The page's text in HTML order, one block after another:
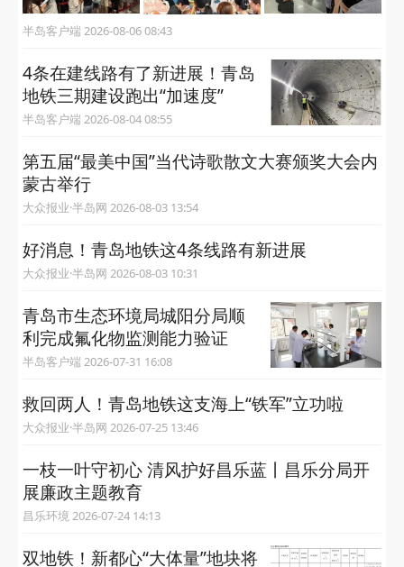
半岛客户端 2026-08-06 08:43
4条在建线路有了新进展！青岛
地铁三期建设跑出“加速度”
半岛客户端 2026-08-04 08:55
第五届“最美中国”当代诗歌散文大赛颁奖大会内
蒙古举行
大众报业·半岛网 2026-08-03 13:54
好消息！青岛地铁这4条线路有新进展
大众报业·半岛网 2026-08-03 10:31
青岛市生态环境局城阳分局顺
利完成氟化物监测能力验证
半岛客户端 2026-07-31 16:08
救回两人！青岛地铁这支海上“铁军”立功啦
大众报业·半岛网 2026-07-25 13:46
一枝一叶守初心 清风护好昌乐蓝丨昌乐分局开
展廉政主题教育
昌乐环境 2026-07-24 14:13
双地铁！新都心“大体量”地块将